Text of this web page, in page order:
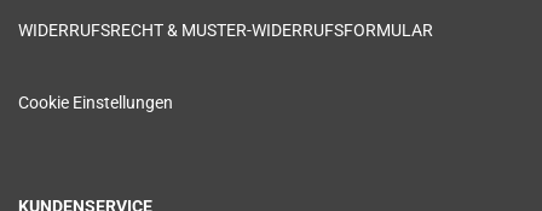
WIDERRUFSRECHT & MUSTER-WIDERRUFSFORMULAR
Cookie Einstellungen
KUNDENSERVICE